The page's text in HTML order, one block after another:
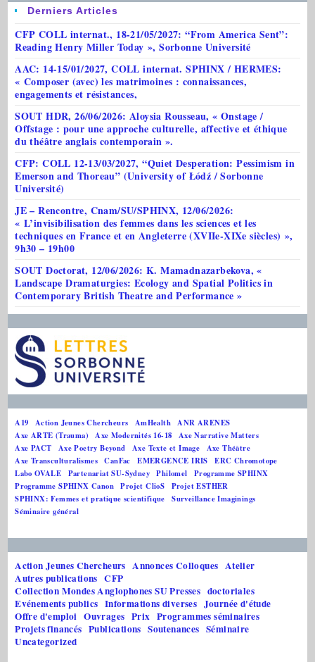
Derniers Articles
CFP COLL internat., 18-21/05/2027: “From America Sent”:
Reading Henry Miller Today », Sorbonne Université
AAC: 14-15/01/2027, COLL internat. SPHINX / HERMES:
« Composer (avec) les matrimoines : connaissances,
engagements et résistances,
SOUT HDR, 26/06/2026: Aloysia Rousseau, « Onstage /
Offstage : pour une approche culturelle, affective et éthique
du théâtre anglais contemporain ».
CFP: COLL 12-13/03/2027, “Quiet Desperation: Pessimism in
Emerson and Thoreau” (University of Łódź / Sorbonne
Université)
JE – Rencontre, Cnam/SU/SPHINX, 12/06/2026:
« L’invisibilisation des femmes dans les sciences et les
techniques en France et en Angleterre (XVIIe-XIXe siècles) »,
9h30 – 19h00
SOUT Doctorat, 12/06/2026: K. Mamadnazarbekova, «
Landscape Dramaturgies: Ecology and Spatial Politics in
Contemporary British Theatre and Performance »
A19 Action Jeunes Chercheurs AmHealth ANR ARENES
Axe ARTE (Trauma)
Axe Modernités 16-18
Axe Narrative Matters
Axe PACT
Axe Poetry Beyond Axe Texte et Image
Axe Théâtre
Axe Transculturalismes CanFac EMERGENCE IRIS
ERC Chromotope
Labo OVALE
Partenariat SU-Sydney Philomel
Programme SPHINX
Programme SPHINX Canon Projet ClioS
Projet ESTHER
SPHINX: Femmes et pratique scientifique
Surveillance Imaginings
Séminaire général
Action Jeunes Chercheurs Annonces Colloques Atelier
Autres publications CFP
Collection Mondes Anglophones SU Presses doctoriales
Evénements publics Informations diverses Journée d'étude
Offre d'emploi Ouvrages Prix Programmes séminaires
Projets financés Publications Soutenances Séminaire
Uncategorized